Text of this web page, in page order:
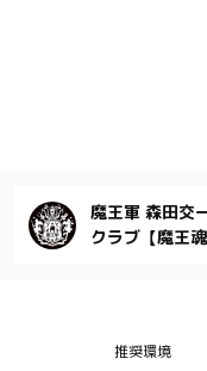
魔王軍 森田交
クラブ【魔王魂
推奨環境